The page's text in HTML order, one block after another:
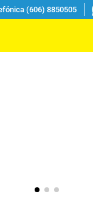
(606) 8850505